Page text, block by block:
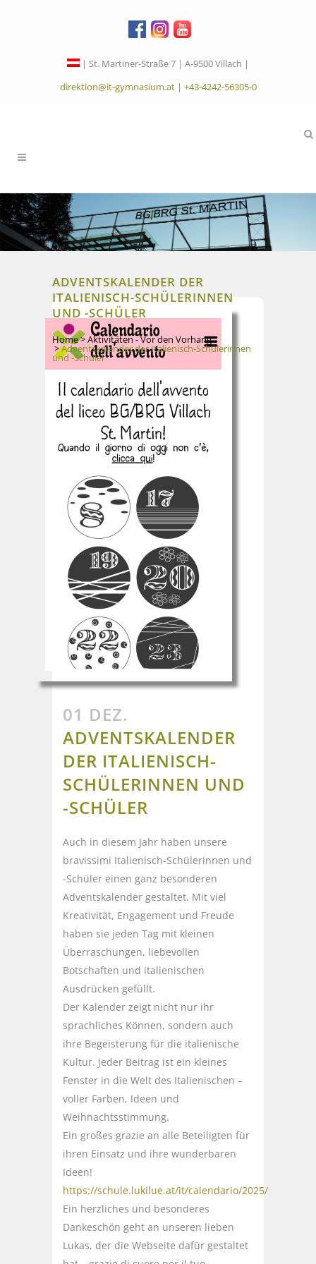
| St. Martiner-Straße 7 | A-9500 Villach |
direktion@it-gymnasium.at| +43-4242-56305-0
ADVENTSKALENDER DER
ITALIENISCH-SCHÜLERINNEN
UND -SCHÜLER
Home>Aktivitäten - Vor den Vorhang
>Adventskalender der Italienisch-Schülerinnen
und -Schüler
01 DEZ.
ADVENTSKALENDER
DER ITALIENISCH-
SCHÜLERINNEN UND
-SCHÜLER
Auch in diesem Jahr haben unsere
bravissimi Italienisch-Schülerinnen und
-Schüler einen ganz besonderen
Adventskalender gestaltet. Mit viel
Kreativität, Engagement und Freude
haben sie jeden Tag mit kleinen
Überraschungen, liebevollen
Botschaften und italienischen
Ausdrücken gefüllt.
Der Kalender zeigt nicht nur ihr
sprachliches Können, sondern auch
ihre Begeisterung für die italienische
Kultur. Jeder Beitrag ist ein kleines
Fenster in die Welt des Italienischen –
voller Farben, Ideen und
Weihnachtsstimmung.
Ein großes grazie an alle Beteiligten für
ihren Einsatz und ihre wunderbaren
Ideen!
https://schule.lukilue.at/it/calendario/2025/
Ein herzliches und besonderes
Dankeschön geht an unseren lieben
Lukas, der die Webseite dafür gestaltet